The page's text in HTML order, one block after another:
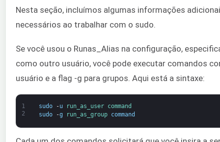
Nesta seção, incluímos algumas informações
necessários ao trabalhar com o sudo.
Se você usou o Runas_Alias na configuração,
como outro usuário, você pode executar comandos
usuário e a flag -g para grupos. Aqui está a sintaxe:
1
2
sudo -u run_as_user command
sudo
-g run_as_group command